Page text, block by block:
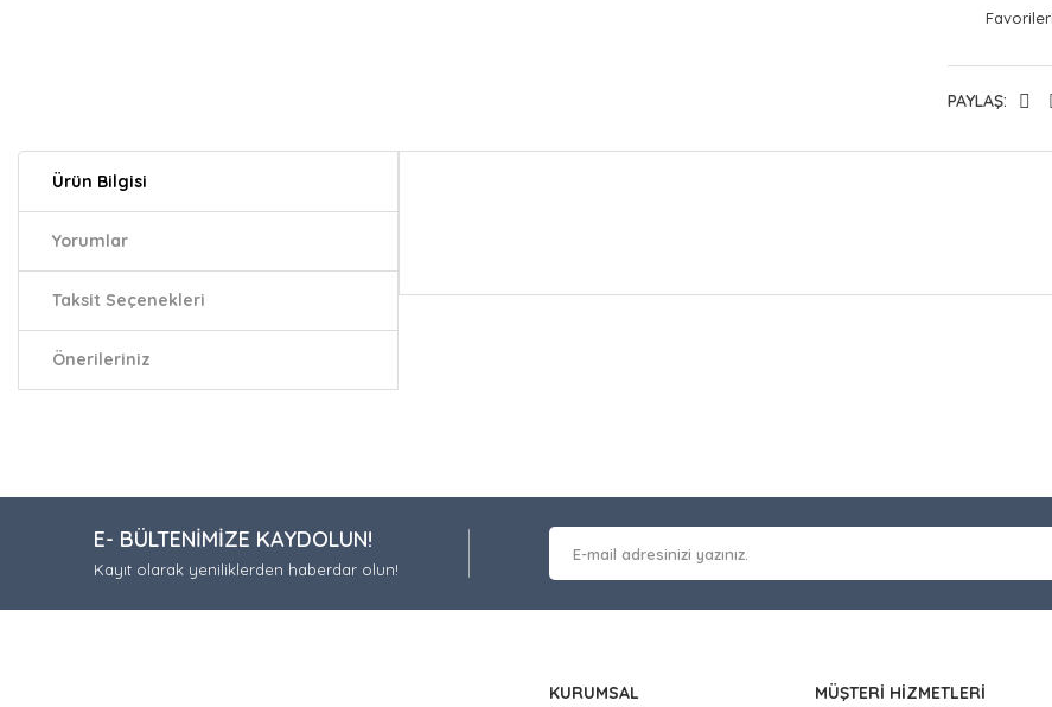
PAYLAŞ:
Ürün Bilgisi
Yorumlar
Taksit Seçenekleri
Önerileriniz
Bu ürüne benzer farklı alternatifler olmalı.
E- BÜLTENİMİZE KAYDOLUN!
Kayıt olarak yeniliklerden haberdar olun!
KURUMSAL MÜŞTERİ HİZMETLERİ